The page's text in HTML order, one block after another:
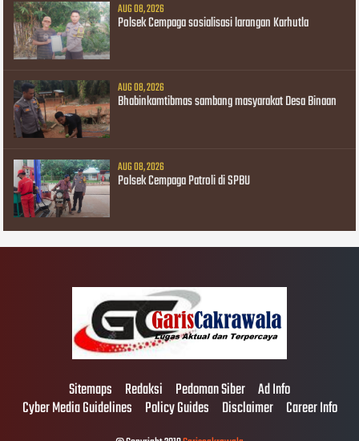
AUG 08, 2026
Polsek Cempaga sosialisasi larangan Karhutla
AUG 08, 2026
Bhabinkamtibmas sambang masyarakat Desa Binaan
AUG 08, 2026
Polsek Cempaga Patroli di SPBU
Sitemaps Redaksi Pedoman Siber Ad Info
Cyber Media Guidelines Policy Guides Disclaimer Career Info